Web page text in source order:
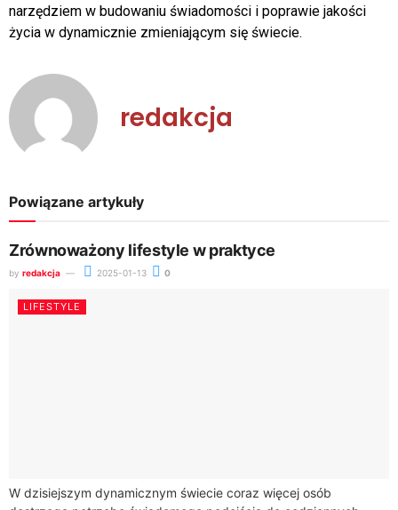
narzędziem w budowaniu świadomości i poprawie jakości
życia w dynamicznie zmieniającym się świecie.
redakcja
Powiązane artykuły
Zrównoważony lifestyle w praktyce
by redakcja 2025-01-13 0
LIFESTYLE
W dzisiejszym dynamicznym świecie coraz więcej osób